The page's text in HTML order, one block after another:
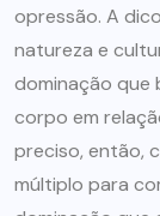
opressão. A
natureza e
dominação que
corpo em
preciso, então,
múltiplo para